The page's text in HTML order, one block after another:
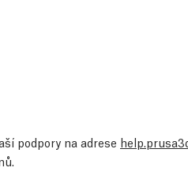
podpory na adrese